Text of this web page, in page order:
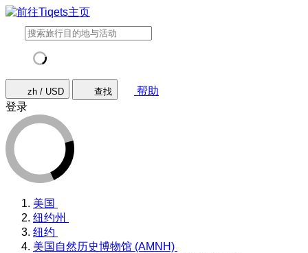
zh / USD 查找
帮助
登录
美国
纽约州
纽约
美国自然历史博物馆 (AMNH)